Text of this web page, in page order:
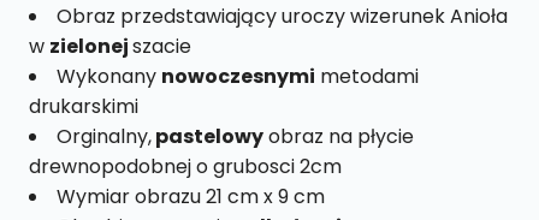
Obraz przedstawiający uroczy wizerunek Anioła
w zielonejszacie
Wykonany nowoczesnymi metodami
drukarskimi
Orginalny,pastelowyobraz na płycie
drewnopodobnej o grubosci 2cm
Wymiar obrazu 21 cm x 9 cm